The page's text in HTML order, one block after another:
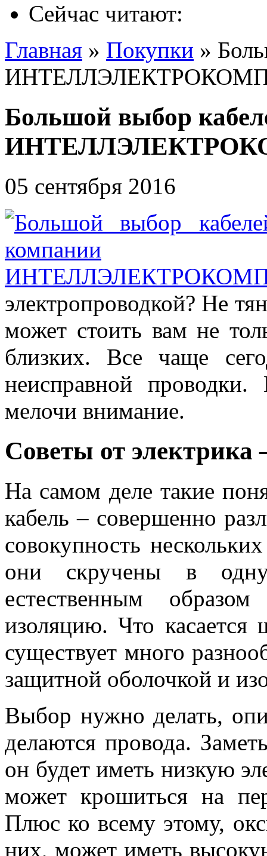
Сейчас читают:
Главная » Покупки »
Большой выбор
05 сентября 2016
электропроводкой? Не
может стоить вам не
близких. Все чаще
неисправной
мелочи внимание.
Советы от электрика
На самом деле такие
кабель – совершенно
совокупность
они скручены в
естественным
изоляцию. Что касается
существует много
защитной оболочкой и
Выбор нужно делать,
делаются провода.
он будет иметь низкую
может крошиться на
Плюс ко всему этому,
них, может иметь